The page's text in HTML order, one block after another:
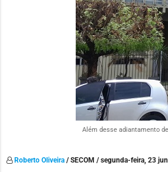
Além desse adiantamento
Roberto Oliveira / SECOM / segunda-feira, 23